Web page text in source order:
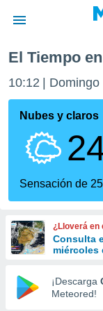
de
por
que se
calidad.
a este
las
y
forma
digital
basada
El Tiempo
10:13 Domingo
Nubes y claros
Sensación de
¿Lloverá en
Consulta
miércoles
¡Descarga
Meteored!